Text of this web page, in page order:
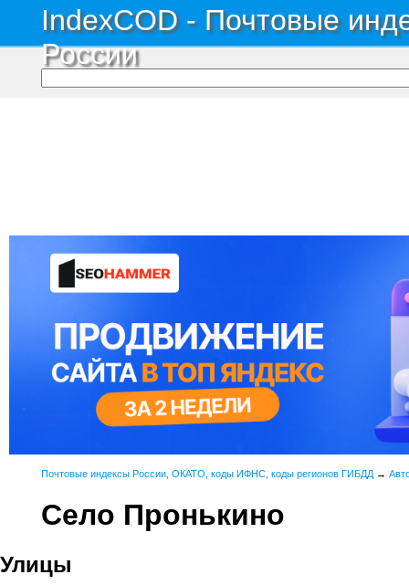
IndexCOD - Почтовые
России
Почтовые индексы России, ОКАТО, коды ИФНС, коды регионов ГИБДД →
Село Пронькино
Улицы